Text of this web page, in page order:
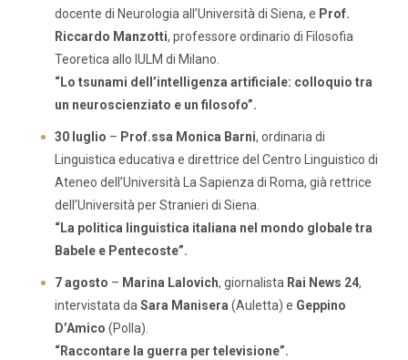
docente di Neurologia all’Università di Siena, e Prof.
Riccardo Manzotti, professore ordinario di Filosofia
Teoretica allo IULM di Milano.
“Lo tsunami dell’intelligenza artificiale: colloquio tra
un neuroscienziato e un filosofo”.
30 luglio – Prof.ssa Monica Barni, ordinaria di
Linguistica educativa e direttrice del Centro Linguistico di
Ateneo dell’Università La Sapienza di Roma, già rettrice
dell’Università per Stranieri di Siena.
“La politica linguistica italiana nel mondo globale tra
Babele e Pentecoste”.
7 agosto – Marina Lalovich, giornalista Rai News 24,
intervistata da Sara Manisera (Auletta) e Geppino
D’Amico (Polla).
“Raccontare la guerra per televisione”.